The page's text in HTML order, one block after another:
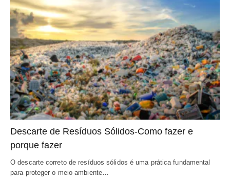
Descarte de Resíduos Sólidos-Como fazer e
porque fazer
O descarte correto de resíduos sólidos é uma prática fundamental
para proteger o meio ambiente…